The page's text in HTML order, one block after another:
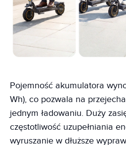
Pojemność akumulatora
Wh), co pozwala na
jednym ładowaniu. Duży
częstotliwość uzupełniania
wyruszanie w dłuższe